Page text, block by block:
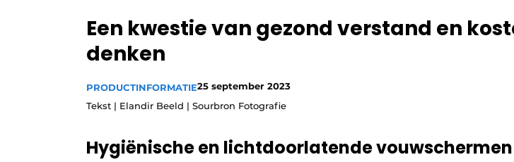
Nieuwsbrief
Podcasts
Vacature aanmelden
Video’s
Een kwestie van gezond verstand en
denken
PRODUCTINFORMATIE25 september 2023
Tekst | Elandir Beeld | Sourbron Fotografie
Hygiënische en lichtdoorlatende vouwschermen